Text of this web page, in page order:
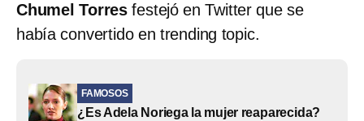
Chumel Torres festejó en Twitter que se
había convertido en trending topic.
FAMOSOS
¿Es Adela Noriega la mujer reaparecida?